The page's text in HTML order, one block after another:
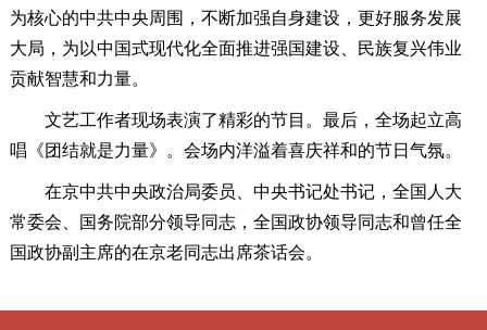
为核心的中共中央周围，不断加强自身建设，更好服务发展
大局，为以中国式现代化全面推进强国建设、民族复兴伟业
贡献智慧和力量。
文艺工作者现场表演了精彩的节目。最后，全场起立高
唱《团结就是力量》。会场内洋溢着喜庆祥和的节日气氛。
在京中共中央政治局委员、中央书记处书记，全国人大
常委会、国务院部分领导同志，全国政协领导同志和曾任全
国政协副主席的在京老同志出席茶话会。